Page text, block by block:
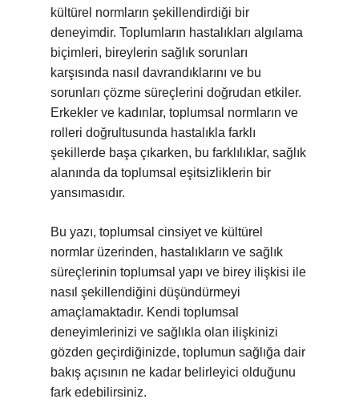
kültürel normların şekillendirdiği bir
deneyimdir. Toplumların hastalıkları algılama
biçimleri, bireylerin sağlık sorunları
karşısında nasıl davrandıklarını ve bu
sorunları çözme süreçlerini doğrudan etkiler.
Erkekler ve kadınlar, toplumsal normların ve
rolleri doğrultusunda hastalıkla farklı
şekillerde başa çıkarken, bu farklılıklar, sağlık
alanında da toplumsal eşitsizliklerin bir
yansımasıdır.
Bu yazı, toplumsal cinsiyet ve kültürel
normlar üzerinden, hastalıkların ve sağlık
süreçlerinin toplumsal yapı ve birey ilişkisi ile
nasıl şekillendiğini düşündürmeyi
amaçlamaktadır. Kendi toplumsal
deneyimlerinizi ve sağlıkla olan ilişkinizi
gözden geçirdiğinizde, toplumun sağlığa dair
bakış açısının ne kadar belirleyici olduğunu
fark edebilirsiniz.